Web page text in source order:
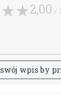
2,00 /
swój wpisby pr